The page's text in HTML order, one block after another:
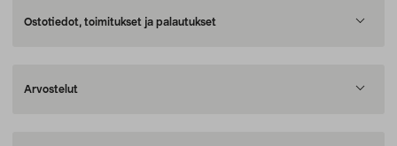
Ostotiedot, toimitukset ja palautukset
Arvostelut